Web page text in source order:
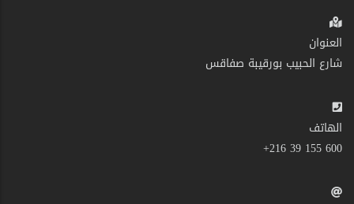
العنوان
شارع الحبيب بورقيبة صفاقس
الهاتف
600 155 39 216+